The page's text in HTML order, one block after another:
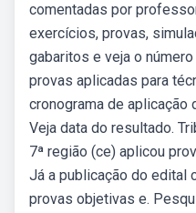
comentadas por
exercícios, provas,
gabaritos e veja o
provas aplicadas para
cronograma de
Veja data do resultado.
7ª região (ce) aplicou
Já a publicação do edital
provas objetivas e.